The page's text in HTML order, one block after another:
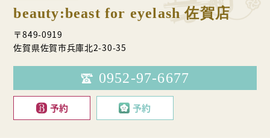
beauty:beast for eyelash 佐賀店
〒849-0919
佐賀県佐賀市兵庫北2-30-35
0952-97-6677
予約 予約